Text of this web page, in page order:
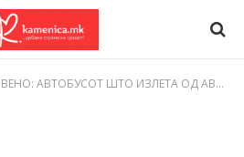
ШТО ИЗЛЕТА ОД АВТОПАТОТ ВЕЛЕС – СКОПЈЕ Е СО ГРЧКИ РЕГИСТАРСКИ ТАБЛИЧКИ